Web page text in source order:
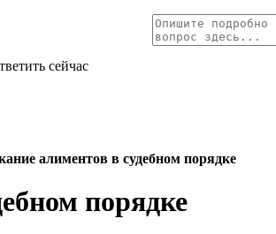
сейчас
алиментов в судебном порядке
порядке